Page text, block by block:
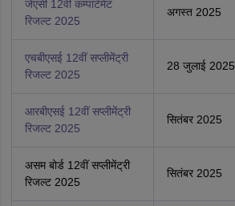
जेएसी 12वीं कम्पार्टमेंट
रिजल्ट 2025
अगस्त 2025
एचबीएसई 12वीं सप्लीमेंट्री
रिजल्ट 2025
28 जुलाई 2025
आरबीएसई 12वीं सप्लीमेंट्री
रिजल्ट 2025
सितंबर 2025
असम बोर्ड 12वीं सप्लीमेंट्री
रिजल्ट 2025
सितंबर 2025